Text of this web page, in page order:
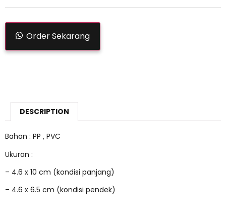
Order Sekarang
DESCRIPTION
Bahan : PP , PVC
Ukuran :
– 4.6 x 10 cm (kondisi panjang)
– 4.6 x 6.5 cm (kondisi pendek)